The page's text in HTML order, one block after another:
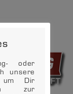
oder
unsere
um Dir
zur